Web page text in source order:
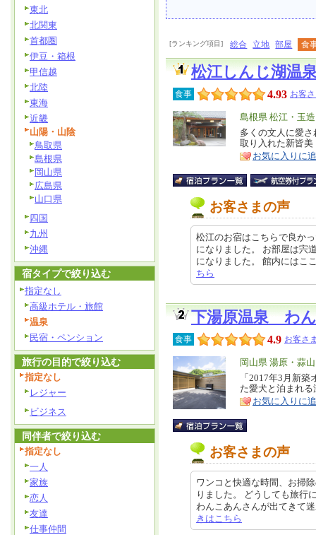
[ランキング項目] 総合 立地 部屋 食
松江しんじ湖温
食事 4.93 お客
エ
リ
ア
島根県 松江・玉
特
徴
多くの文人に愛
取り入れた新皆美
お気に入りに
お客さまの声
松江のお宿はこちらで良か
になりました。 お部屋は宍
になりました。 館内には
ちら
下湯原温泉 わ
食事 4.9 お客さ
エ
リ
ア
岡山県 湯原・蒜
特
徴
「2017年3月新
た愛犬と泊まれる
お気に入りに
お客さまの声
ワンコと快適な時間、お掃
りました。 どうしても旅行
わんこあんさんが出てきて
きはこちら
東北
北関東
首都圏
伊豆・箱根
甲信越
北陸
東海
近畿
山陽・山陰
鳥取県
島根県
岡山県
広島県
山口県
四国
九州
沖縄
宿タイプで絞り込む
指定なし
高級ホテル・旅館
温泉
民宿・ペンション
旅行の目的で絞り込む
指定なし
レジャー
ビジネス
同伴者で絞り込む
指定なし
一人
家族
恋人
友達
仕事仲間